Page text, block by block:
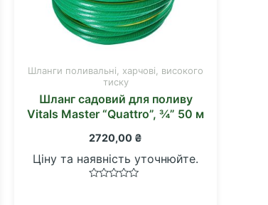
Шланги поливальні, харчові, високого
тиску
Шланг садовий для поливу
Vitals Master “Quattro”, ¾” 50 м
2720,00 ₴
Ціну та наявність уточнюйте.